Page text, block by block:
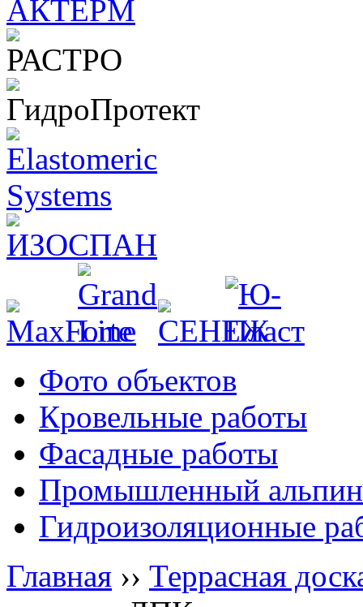
Фото объектов
Кровельные работы
Фасадные работы
Промышленный
Гидроизоляционные
Главная ›› Террасная